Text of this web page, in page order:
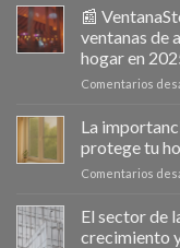
📰
ventanas de
hogar en
Comentarios
La
protege tu
Comentarios
El sector de
crecimiento